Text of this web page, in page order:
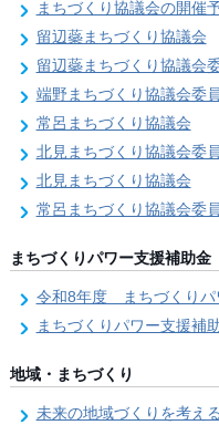
まちづくり協議会の開催
留辺蘂まちづくり協議会
留辺蘂まちづくり協議会
端野まちづくり協議会委
常呂まちづくり協議会
北見まちづくり協議会委
北見まちづくり協議会
常呂まちづくり協議会委
まちづくりパワー支援補助金
令和8年度 まちづくりパワー支
まちづくりパワー支援補
地域・まちづくり
未来の地域づくりを考え